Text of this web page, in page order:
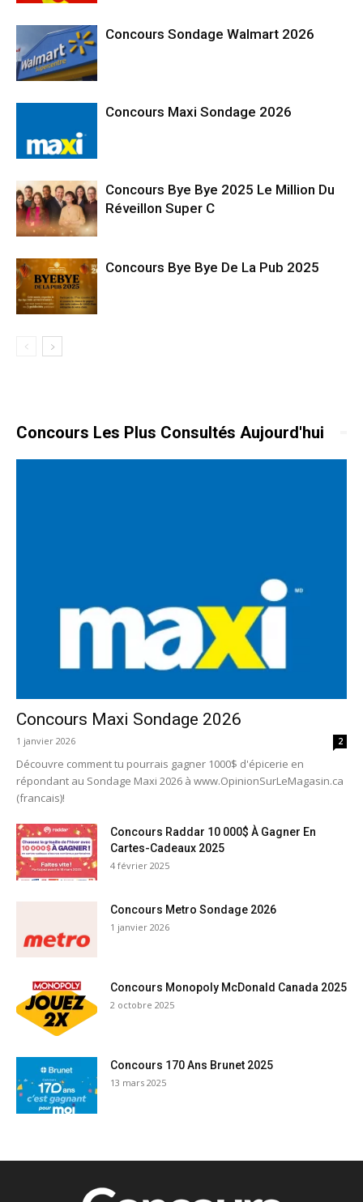
Concours Sondage Walmart 2026
Concours Maxi Sondage 2026
Concours Bye Bye 2025 Le Million Du
Réveillon Super C
Concours Bye Bye De La Pub 2025
Concours Les Plus Consultés Aujourd'hui
Concours Maxi Sondage 2026
1 janvier 2026 2
Découvre comment tu pourrais gagner 1000$ d'épicerie en
répondant au Sondage Maxi 2026 à www.OpinionSurLeMagasin.ca
(francais)!
Concours Raddar 10 000$ À Gagner En
Cartes-Cadeaux 2025
4 février 2025
Concours Metro Sondage 2026
1 janvier 2026
Concours Monopoly McDonald Canada 2025
2 octobre 2025
Concours 170 Ans Brunet 2025
13 mars 2025